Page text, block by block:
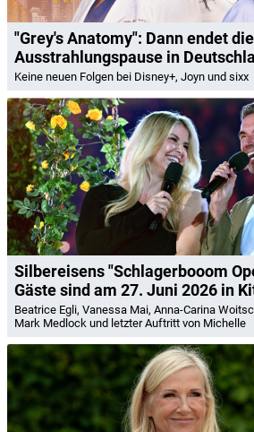
"Grey's Anatomy": Dann endet
Ausstrahlungspause in
Keine neuen Folgen bei Disney+, Joyn und sixx
Silbereisens "Schlagerbooom
Gäste sind am 27. Juni 2026 in
Beatrice Egli, Vanessa Mai, Anna-Carina
Mark Medlock und letzter Auftritt von Michelle